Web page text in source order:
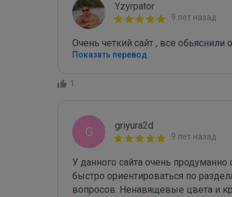
Yzyrpator
9 лет назад
Очень четкий сайт , все
Показать перевод
1
G griyura2d
9 лет назад
У данного сайта очень продуманно
быстро ориентироваться по
вопросов. Ненавящевые цвета и